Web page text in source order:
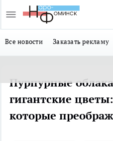
Все новости Заказать рекламу
Пурпурные
гигантские
которые